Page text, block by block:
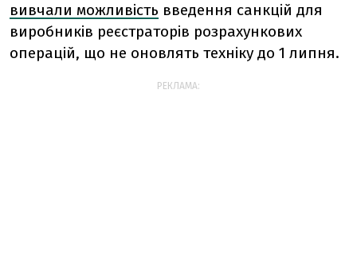
вивчали можливість введення санкцій для
виробників реєстраторів розрахункових
операцій, що не оновлять техніку до 1 липня.
РЕКЛАМА: